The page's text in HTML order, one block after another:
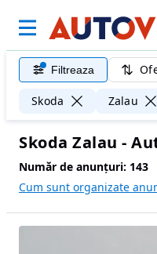
Filtreaza
Skoda Zalau
Skoda Zalau -
Număr de anunțuri: 143
Cum sunt organizate